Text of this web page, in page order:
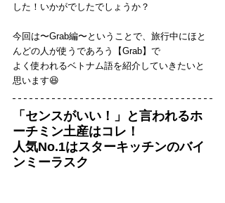
した！いかがでしたでしょうか？
今回は〜Grab編〜ということで、旅行中にほと
んどの人が使うであろう【Grab】で
よく使われるベトナム語を紹介していきたいと
思います😆
「センスがいい！」と言われるホ
ーチミン土産はコレ！
人気No.1はスターキッチンのバイ
ンミーラスク